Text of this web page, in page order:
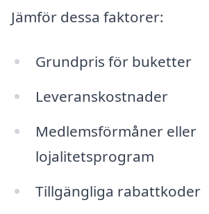
Jämför dessa faktorer:
Grundpris för buketter
Leveranskostnader
Medlemsförmåner eller
lojalitetsprogram
Tillgängliga rabattkoder